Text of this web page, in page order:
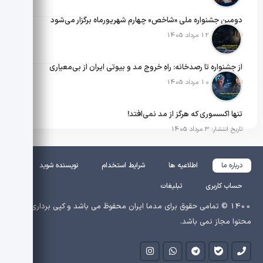
دومین جشنواره ملی «شاخص» چهارم شهریورماه برگزار می‌شود
تاریخ انتشار: 12 مرداد 1405
از جشنواره تا رصدخانه: راهِ خروج مد و بیوتی ایران از بی‌معیاری
تاریخ انتشار: 10 مرداد 1405
تنها اکسسوری که هرگز از مد نمی‌افتد!
تاریخ انتشار: 3 مرداد 1405
درباره ما اطلاعیه ها شرایط استخدام
نویسنده شوید
حساب کاربری
تبلیغات
1400 © تمامی حقوق برای مدما ایران محفوظ می باشد و کپی برداری از
محتوا مجاز نمی باشد.